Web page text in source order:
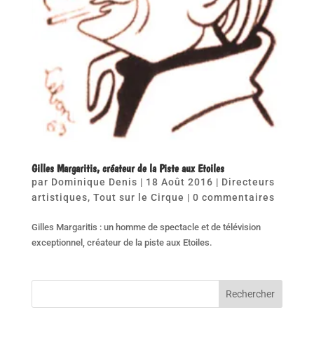
Gilles Margaritis, créateur de la Piste aux Etoiles
par Dominique Denis | 18 Août 2016 | Directeurs
artistiques, Tout sur le Cirque | 0 commentaires
Gilles Margaritis : un homme de spectacle et de télévision
exceptionnel, créateur de la piste aux Etoiles.